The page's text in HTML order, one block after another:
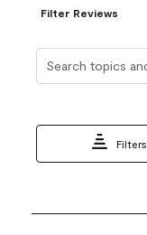
Filter Reviews
Filters
8